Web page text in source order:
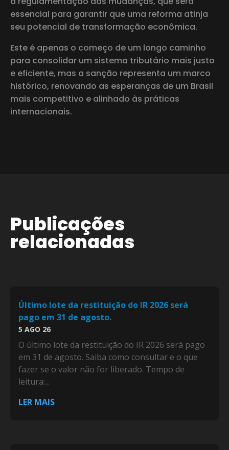
essencial para garantir que uma reforma atinja
seu potencial de transformação econômica.
Este é apenas o começo de um longo caminho
para consolidar um sistema tributário mais justo
e eficiente, mas a sanção representa um marco
histórico, renovando as esperanças de um Brasil
mais competitivo e alinhado às práticas
internacionais.
Publicações
relacionadas
Último lote da restituição do IR 2026 será
pago em 31 de agosto.
5 AGO 26
O último lote da restituição do IR 2026 será pago
em 31 de agosto. Saiba como consultar e o que
fazer se o valor não for liberado. Tempo de
leitura:...
LER MAIS